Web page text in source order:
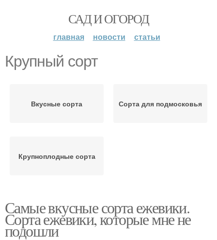
САД И ОГОРОД
главная новости статьи
Крупный сорт
Вкусные сорта Сорта для подмосковья
Крупноплодные сорта
Самые вкусные сорта ежевики.
Сорта ежевики, которые мне не
подошли